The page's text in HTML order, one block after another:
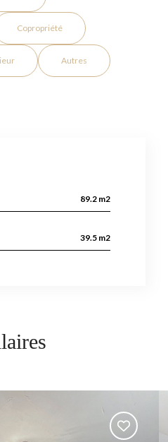
Copropriété
Autres
89.2 m2
39.5 m2